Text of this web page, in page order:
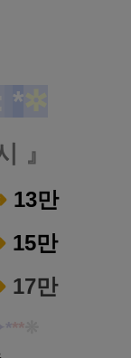
*
』
13만
15만
17만
**